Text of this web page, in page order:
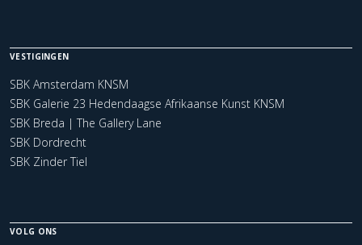
VESTIGINGEN
SBK Amsterdam KNSM
SBK Galerie 23 Hedendaagse Afrikaanse Kunst KNSM
SBK Breda | The Gallery Lane
SBK Dordrecht
SBK Zinder Tiel
VOLG ONS